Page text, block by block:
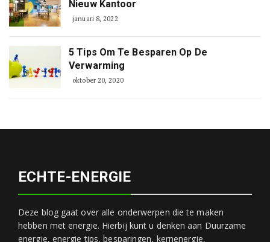
Nieuw Kantoor
januari 8, 2022
5 Tips Om Te Besparen Op De
Verwarming
oktober 20, 2020
ECHTE-ENERGIE
Deze blog gaat over alle onderwerpen die te maken
hebben met energie. Hierbij kunt u denken aan Duurzame
energie, energie tips, besparingen, kernenergie,